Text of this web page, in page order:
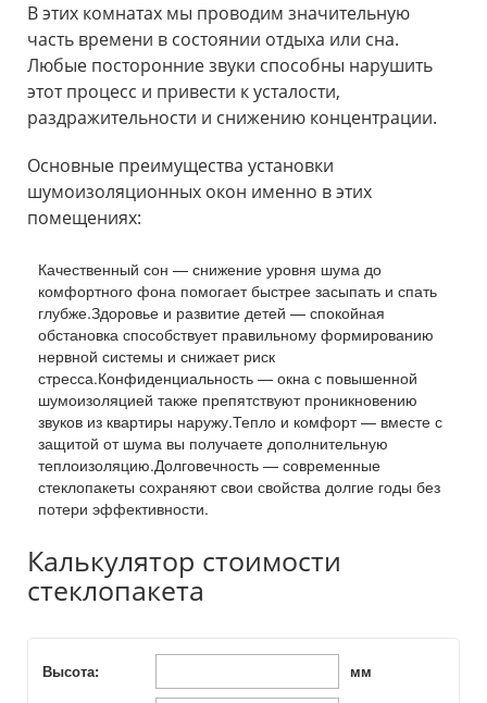
В этих комнатах мы проводим значительную
часть времени в состоянии отдыха или сна.
Любые посторонние звуки способны нарушить
этот процесс и привести к усталости,
раздражительности и снижению концентрации.
Основные преимущества установки
шумоизоляционных окон именно в этих
помещениях:
Качественный сон — снижение уровня шума до
комфортного фона помогает быстрее засыпать и спать
глубже.Здоровье и развитие детей — спокойная
обстановка способствует правильному формированию
нервной системы и снижает риск
стресса.Конфиденциальность — окна с повышенной
шумоизоляцией также препятствуют проникновению
звуков из квартиры наружу.Тепло и комфорт — вместе с
защитой от шума вы получаете дополнительную
теплоизоляцию.Долговечность — современные
стеклопакеты сохраняют свои свойства долгие годы без
потери эффективности.
Калькулятор стоимости
стеклопакета
Высота: мм